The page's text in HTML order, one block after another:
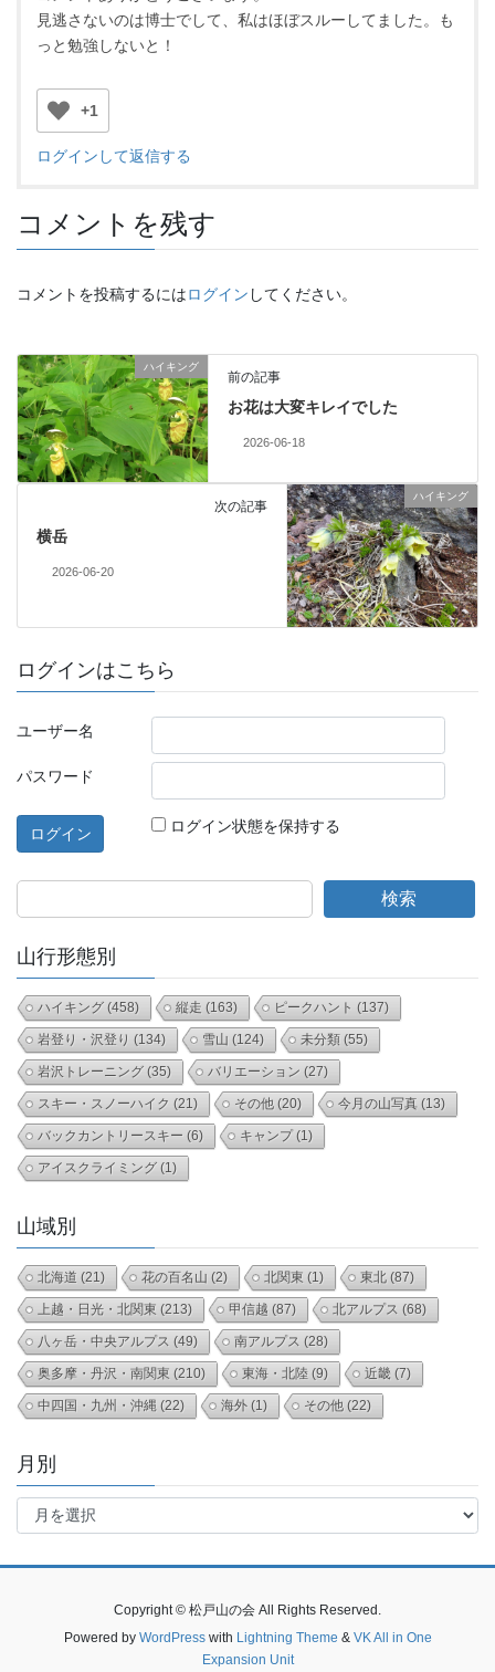
見逃さないのは博士でして、私はほぼスルーしてました。も
っと勉強しないと！
+1
ログインして返信する
コメントを残す
コメントを投稿するにはログイン してください。
ハイキング
前の記事
お花は大変キレイでした
2026-06-18
ハイキング
次の記事
横岳
2026-06-20
ログインはこちら
ユーザー名
パスワード
ログイン状態を保持する
検索
山行形態別
ハイキング (458) 縦走 (163) ピークハント (137)
岩登り・沢登り (134) 雪山 (124) 未分類 (55)
岩沢トレーニング (35) バリエーション (27)
スキー・スノーハイク (21) その他 (20) 今月の山写真 (13)
バックカントリースキー (6) キャンプ(1)
アイスクライミング (1)
山域別
北海道 (21) 花の百名山 (2) 北関東 (1) 東北 (87)
上越・日光・北関東 (213) 甲信越 (87) 北アルプス (68)
八ヶ岳・中央アルプス (49) 南アルプス (28)
奥多摩・丹沢・南関東 (210) 東海・北陸 (9) 近畿 (7)
中四国・九州・沖縄 (22) 海外 (1) その他 (22)
月別
月
Copyright © 松戸山の会 All Rights Reserved.
Powered by WordPresswith Lightning Theme & VK All in One
Expansion Unit